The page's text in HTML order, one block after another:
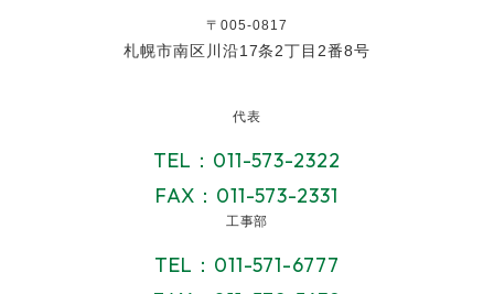
〒005-0817
札幌市南区川沿17条2丁目2番8号
代表
TEL：011-573-2322
FAX：011-573-2331
工事部
TEL：011-571-6777